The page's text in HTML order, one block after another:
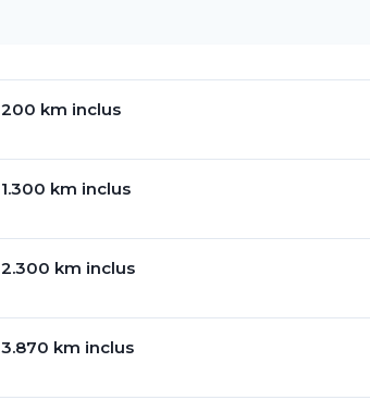
À propos
200 km inclus
1.300 km inclus
2.300 km inclus
3.870 km inclus